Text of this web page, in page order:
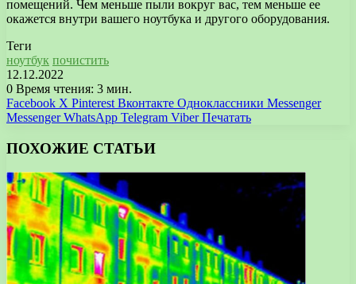
помещений. Чем меньше пыли вокруг вас, тем меньше ее
окажется внутри вашего ноутбука и другого оборудования.
Теги
ноутбук почистить
12.12.2022
0 Время чтения: 3 мин.
Facebook X Pinterest Вконтакте Одноклассники Messenger
Messenger WhatsApp Telegram Viber Печатать
ПОХОЖИЕ СТАТЬИ